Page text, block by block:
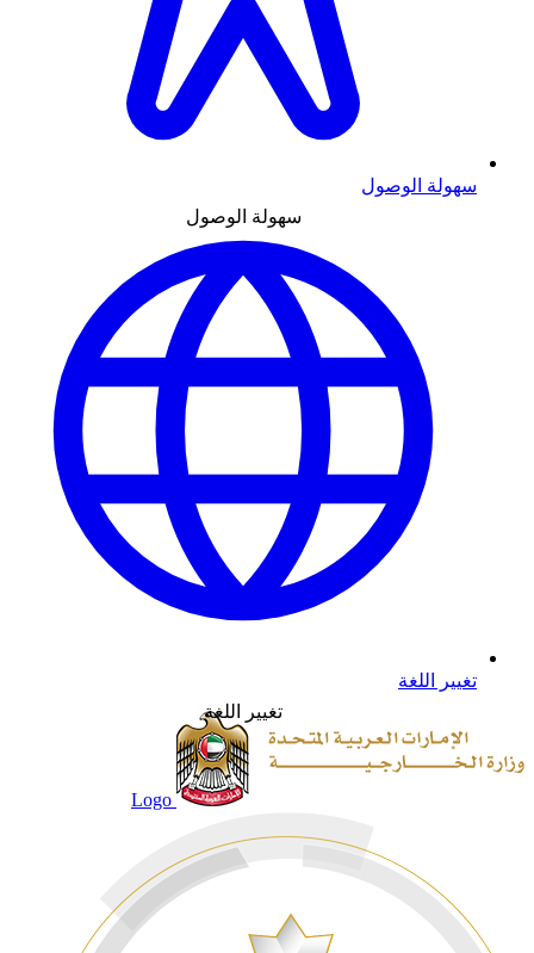
سهولة الوصول
سهولة الوصول
تغيير اللغة
تغيير اللغة
Logo